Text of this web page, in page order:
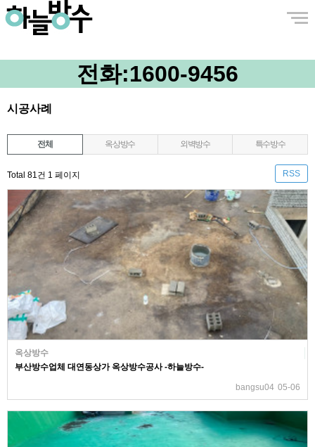
전화:1600-9456
시공사례
전체 옥상방수 외벽방수 특수방수
Total 81건 1 페이지 RSS
옥상방수
부산방수업체 대연동상가 옥상방수공사 -하늘방수-
bangsu04 05-06